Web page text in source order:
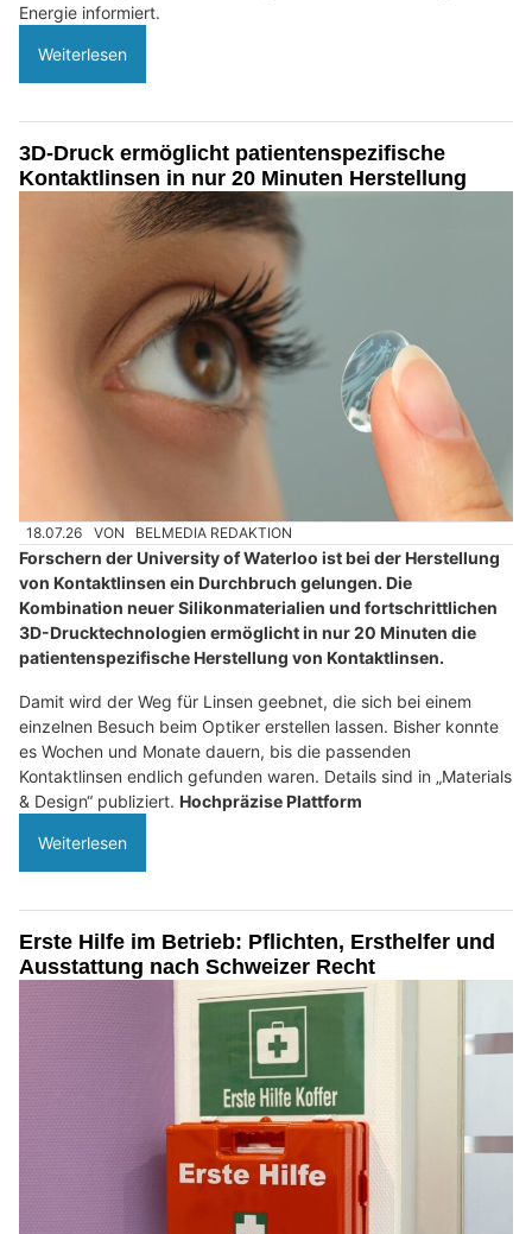
Energie informiert.
Weiterlesen
3D-Druck ermöglicht patientenspezifische
Kontaktlinsen in nur 20 Minuten Herstellung
18.07.26 VON BELMEDIA REDAKTION
Forschern der University of Waterloo ist bei der Herstellung
von Kontaktlinsen ein Durchbruch gelungen. Die
Kombination neuer Silikonmaterialien und fortschrittlichen
3D-Drucktechnologien ermöglicht in nur 20 Minuten die
patientenspezifische Herstellung von Kontaktlinsen.
Damit wird der Weg für Linsen geebnet, die sich bei einem
einzelnen Besuch beim Optiker erstellen lassen. Bisher konnte
es Wochen und Monate dauern, bis die passenden
Kontaktlinsen endlich gefunden waren. Details sind in „Materials
& Design“ publiziert. Hochpräzise Plattform
Weiterlesen
Erste Hilfe im Betrieb: Pflichten, Ersthelfer und
Ausstattung nach Schweizer Recht